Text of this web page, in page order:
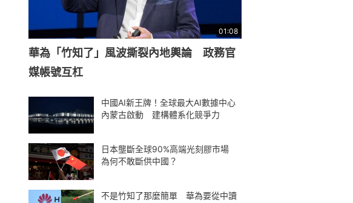
01:08
華為「竹知了」風波撕裂內地輿論 政務官
媒帳號互杠
中國AI新王牌！全球最大AI數據中心
內蒙古啟動 建構體系化競爭力
日本壟斷全球90%高端光刻膠市場
為何不敢斷供中國？
不是竹知了那麼簡單 華為要從中讀